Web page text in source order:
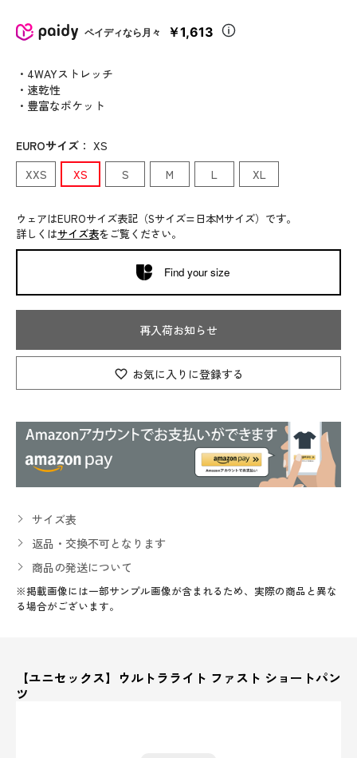
ペイディなら月々 ￥1,613
・4WAYストレッチ
・速乾性
・豊富なポケット
EUROサイズ ： XS
XXS
XS S M L XL
ウェアはEUROサイズ表記（Sサイズ=日本Mサイズ）です。
詳しくはサイズ表をご覧ください。
Find your size
再入荷お知らせ
お気に入りに登録する
サイズ表
返品・交換不可となります
商品の発送について
※掲載画像には一部サンプル画像が含まれるため、実際の商品と異な
る場合がございます。
【ユニセックス】ウルトラライト ファスト ショートパン
ツ